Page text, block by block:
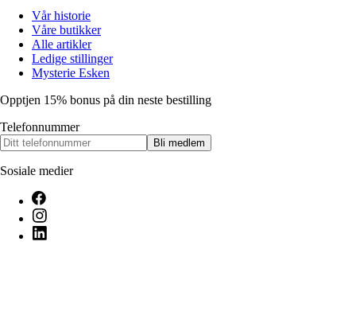
Vår historie
Våre butikker
Alle artikler
Ledige stillinger
Mysterie Esken
Opptjen 15% bonus på din neste bestilling
Telefonnummer
Bli medlem
Sosiale medier